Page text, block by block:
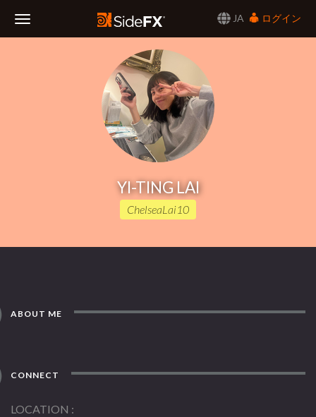
JA
ログイン
YI-TING LAI
ChelseaLai10
ABOUT ME
CONNECT
LOCATION